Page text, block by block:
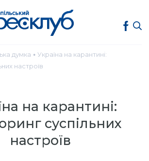
думка ● Україна на карантині:
настроїв
на карантині:
суспільних
настроїв